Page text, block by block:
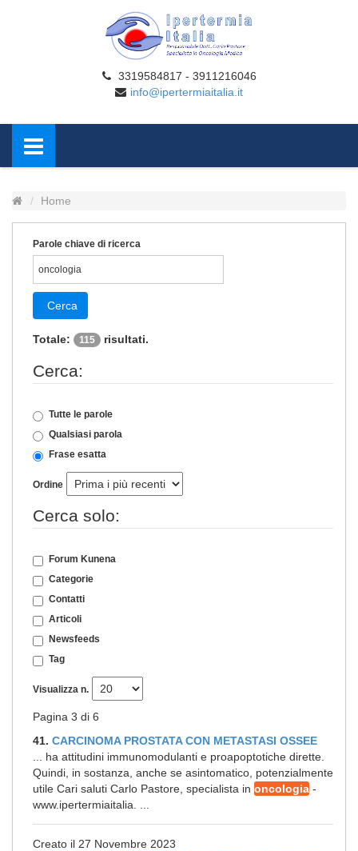
3319584817 - 3911216046
info@ipertermiaitalia.it
Home
Parole chiave di ricerca
Cerca
Totale: 115 risultati.
Cerca:
Tutte le parole
Qualsiasi parola
Frase esatta
Ordine
Cerca solo:
Forum Kunena
Categorie
Contatti
Articoli
Newsfeeds
Tag
Visualizza n.
Pagina 3 di 6
41. CARCINOMA PROSTATA CON METASTASI OSSEE
... ha attitudini immunomodulanti e proapoptotiche dirette.
Quindi, in sostanza, anche se asintomatico, potenzialmente
utile Cari saluti Carlo Pastore, specialista in oncologia -
www.ipertermiaitalia. ...
Creato il 27 Novembre 2023